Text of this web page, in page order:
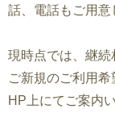
話、電話もご用意
現時点では、継続
ご新規のご利用
HP上にてご案内